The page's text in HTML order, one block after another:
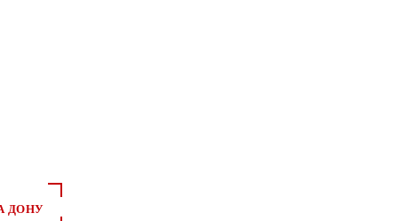
ДОНУ